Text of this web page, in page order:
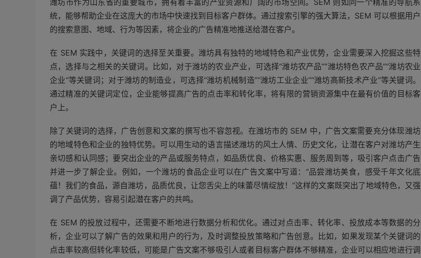
潍坊市作为山东省的重要城市，拥有着丰富的产业资源和广阔的市场空间。SEM 则如同一个精准的导航系
统，能够帮助企业在这庞大的市场中快速找到目标客户群体。通过搜索引擎的强大算法，SEM 可以根据用户
的搜索意图、地域、行为等因素，将企业的广告精准地推送给潜在客户。
在 SEM 实践中，关键词的选择至关重要。潍坊具有独特的地域特色和产业优势，企业需要深入挖掘这些特
点，选择与之相关的关键词。比如，对于潍坊的农业产业，可选择“潍坊农产品”“潍坊特色农产品”“潍坊农业
企业”等关键词；对于潍坊的制造业，可选择“潍坊机械制造”“潍坊工业企业”“潍坊高新技术产业”等关键词。
通过精准的关键词定位，企业能够提高广告的点击率和转化率，将有限的营销资源集中在最有价值的目标客
户上。
除了关键词的选择，广告创意和文案的撰写也不容忽视。在潍坊市的 SEM 中，广告文案需要充分体现潍坊
的地域特色和企业的独特优势。可以用生动的语言描述潍坊的风土人情、历史文化，让潜在客户对潍坊产生
亲切感和认同感；要突出企业的产品或服务特点，如品质优良、价格实惠、服务周到等，吸引客户点击广告
并进一步了解企业。例如，一个潍坊的食品企业可以在广告文案中写道：“品尝潍坊美食，感受千年文化底
蕴！我们的食品，源自潍坊，品质优良，让您舌尖上的味蕾尽情绽放！”这样的文案既突出了地域特色，又强
调了产品优势，容易引起潜在客户的共鸣。
在 SEM 的投放过程中，还需要不断地进行数据分析和优化。通过对点击率、转化率、投放成本等数据的分
析，企业可以了解广告的效果和用户的行为，及时调整投放策略和广告创意。比如，如果发现某个关键词的
点击率较高但转化率较低，可能是广告文案不够吸引人或者目标客户群体不够精准，企业可以相应地进行调